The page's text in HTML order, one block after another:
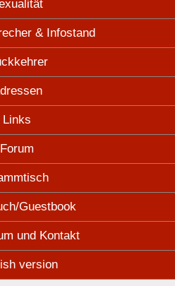
& Infostand
Links
Forum
Guestbook
und Kontakt
version